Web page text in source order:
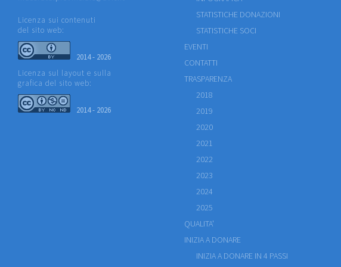
Licenza sui contenuti
del sito web:
2014 - 2026
Licenza sul layout e sulla
grafica del sito web:
2014 - 2026
STATISTICHE DONAZIONI
STATISTICHE SOCI
EVENTI
CONTATTI
TRASPARENZA
2018
2019
2020
2021
2022
2023
2024
2025
QUALITA'
INIZIA A DONARE
INIZIA A DONARE IN 4 PASSI